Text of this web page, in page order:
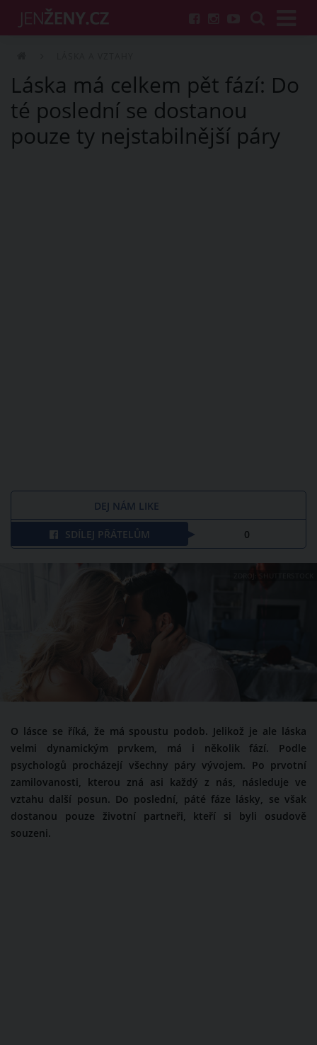
Láska má celkem pět fází: Do
té poslední se dostanou
pouze ty nejstabilnější páry
DEJ NÁM LIKE
SDÍLEJ PŘÁTELŮM 0
O lásce se říká, že má spoustu podob. Jelikož je ale láska
velmi dynamickým prvkem, má i několik fází. Podle
psychologů procházejí všechny páry vývojem. Po prvotní
zamilovanosti, kterou zná asi každý z nás, následuje ve
vztahu další posun. Do poslední, páté fáze lásky, se však
dostanou pouze životní partneři, kteří si byli osudově
souzeni.